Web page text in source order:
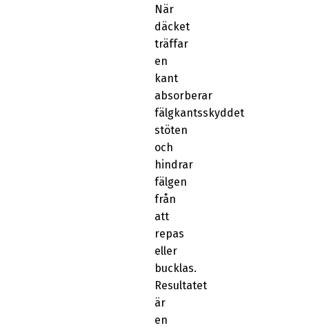
När
däcket
träffar
en
kant
absorberar
fälgkantsskyddet
stöten
och
hindrar
fälgen
från
att
repas
eller
bucklas.
Resultatet
är
en